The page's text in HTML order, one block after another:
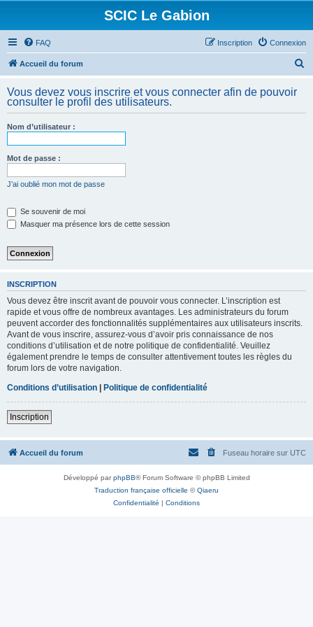
SCIC Le Gabion
FAQ Connexion
Inscription
Accueil du forum
h
Vous devez vous inscrire et vous connecter afin de pouvoir
consulter le profil des utilisateurs.
Nom d’utilisateur :
Mot de passe :
J’ai oublié mon mot de passe
Se souvenir de moi
Masquer ma présence lors de cette session
INSCRIPTION
Vous devez être inscrit avant de pouvoir vous connecter. L’inscription est
rapide et vous offre de nombreux avantages. Les administrateurs du forum
peuvent accorder des fonctionnalités supplémentaires aux utilisateurs inscrits.
Avant de vous inscrire, assurez-vous d’avoir pris connaissance de nos
conditions d’utilisation et de notre politique de confidentialité. Veuillez
également prendre le temps de consulter attentivement toutes les règles du
forum lors de votre navigation.
Conditions d’utilisation | Politique de confidentialité
Inscription
Accueil du forum Fuseau horaire sur UTC
Développé parphpBB® Forum Software © phpBB Limited
Traduction française officielle ©Qiaeru
Confidentialité | Conditions